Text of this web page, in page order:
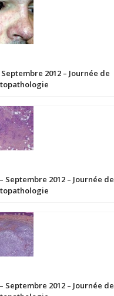
Septembre 2012 – Journée de
Septembre 2012 – Journée de
Septembre 2012 – Journée de